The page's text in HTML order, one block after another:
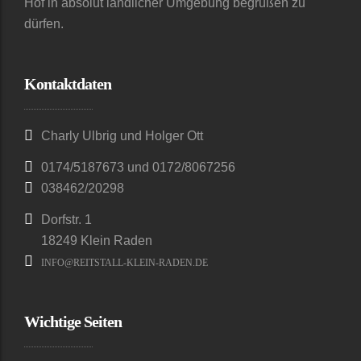
Hof in absolut ländlicher Umgebung begrüßen zu
dürfen.
Kontaktdaten
Charly Ulbrig und Holger Ott
0174/5187673 und 0172/8067256
038462/20298
Dorfstr. 1
18249 Klein Raden
INFO@REITSTALL-KLEIN-RADEN.DE
Wichtige Seiten